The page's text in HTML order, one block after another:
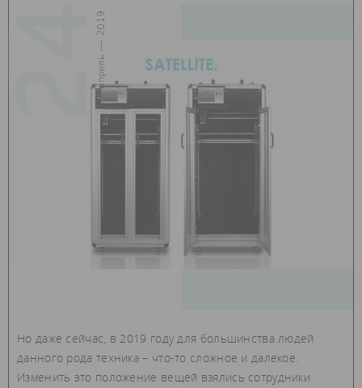
24
апрель — 2019
Но даже сейчас, в 2019 году для большинства людей
данного рода техника – что-то сложное и далекое.
Изменить это положение вещей взялись сотрудники